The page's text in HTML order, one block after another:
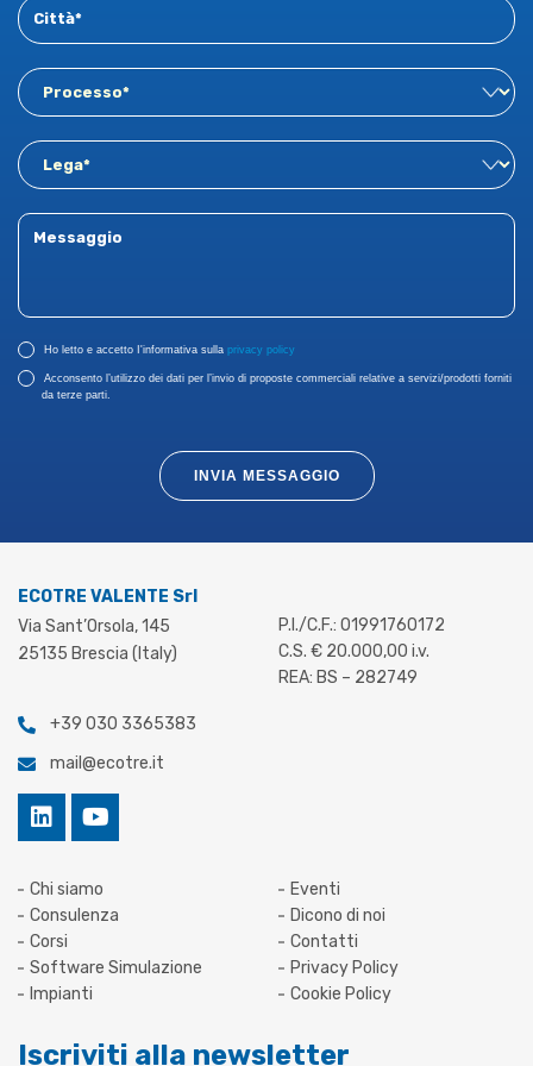
Ho letto e accetto I'informativa sulla privacy policy
Acconsento l’utilizzo dei dati per l’invio di proposte commerciali relative a servizi/prodotti forniti
da terze parti.
INVIA MESSAGGIO
ECOTRE VALENTE Srl
Via Sant’Orsola, 145
25135 Brescia (Italy)
+39 030 3365383
mail@ecotre.it
P.I./C.F.: 01991760172
C.S. € 20.000,00 i.v.
REA: BS – 282749
Chi siamo
Consulenza
Corsi
Software Simulazione
Impianti
Eventi
Dicono di noi
Contatti
Privacy Policy
Cookie Policy
Iscriviti alla newsletter